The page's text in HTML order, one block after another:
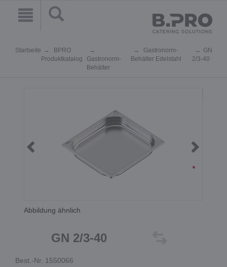
Startseite
BPRO
Produktkatalog
Gastronorm-
Behälter
Gastronorm-
Behälter Edelstahl
GN
2/3-40
Abbildung ähnlich
GN 2/3-40
Best.-Nr. 1550066